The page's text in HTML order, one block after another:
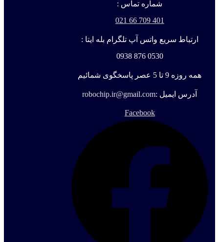
شماره تماس :
401 709 66 021
ارتباط سریع واتس آپ تلگرام بله ایتا :
0530 876 0938
همه روزه 9 تا 5 عصر پاسخگوی شمائیم
آدرس ایمیل :robochip.ir@gmail.com
Facebook